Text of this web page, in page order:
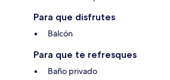
Para que disfrutes
Balcón
Para que te refresques
Baño privado